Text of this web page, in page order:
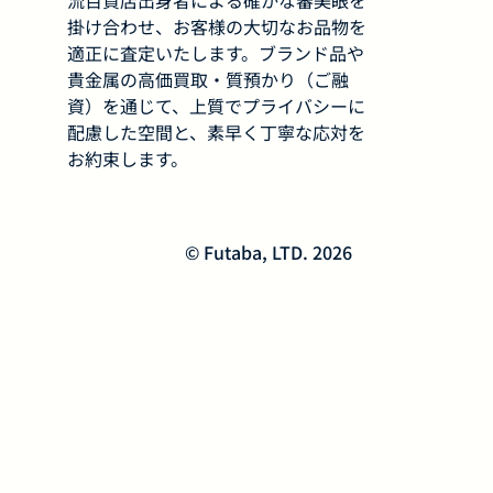
掛け合わせ、お客様の大切なお品物を
適正に査定いたします。ブランド品や
貴金属の高価買取・質預かり（ご融
資）を通じて、上質でプライバシーに
配慮した空間と、素早く丁寧な応対を
お約束します。
© Futaba, LTD. 2026